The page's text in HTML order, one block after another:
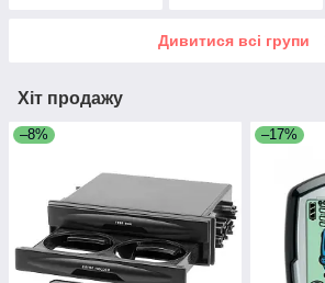
Дивитися всі групи
Хіт продажу
–8% –17%